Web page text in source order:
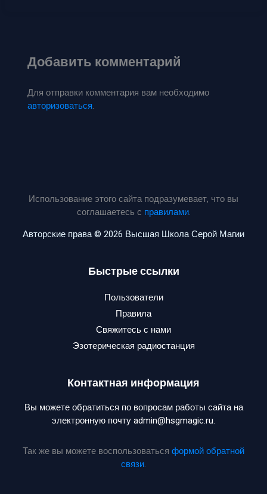
Добавить комментарий
Для отправки комментария вам необходимо
авторизоваться.
Использование этого сайта подразумевает, что вы
соглашаетесь с правилами.
Авторские права © 2026 Высшая Школа Серой Магии
Быстрые ссылки
Пользователи
Правила
Свяжитесь с нами
Эзотерическая радиостанция
Контактная информация
Вы можете обратиться по вопросам работы сайта на
электронную почту admin@hsgmagic.ru.
Так же вы можете воспользоваться формой обратной
связи.